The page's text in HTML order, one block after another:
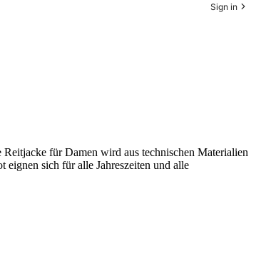
Sign in
für Damen wird aus technischen Materialien
sich für alle Jahreszeiten und alle